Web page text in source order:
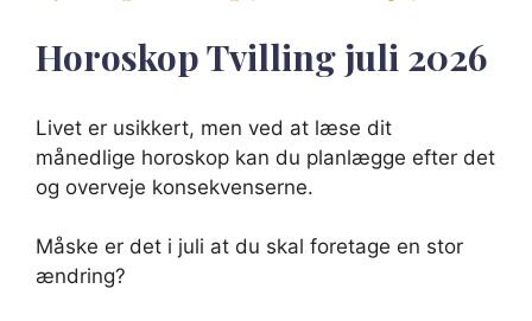
Horoskop Tvilling juli 2026
Livet er usikkert, men ved at læse dit
månedlige horoskop kan du planlægge efter det
og overveje konsekvenserne.
Måske er det i juli at du skal foretage en stor
ændring?